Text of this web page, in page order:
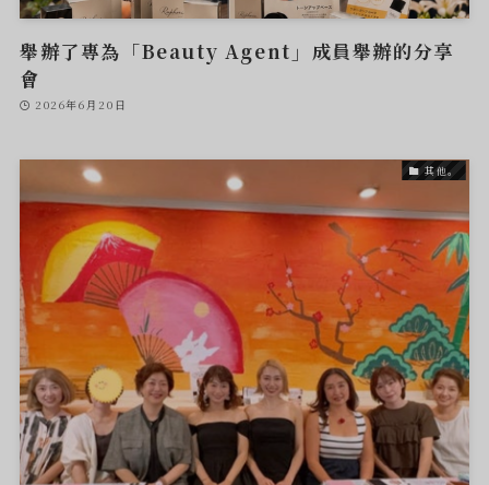
舉辦了專為「Beauty Agent」成員舉辦的分享
會
2026年6月20日
其他。